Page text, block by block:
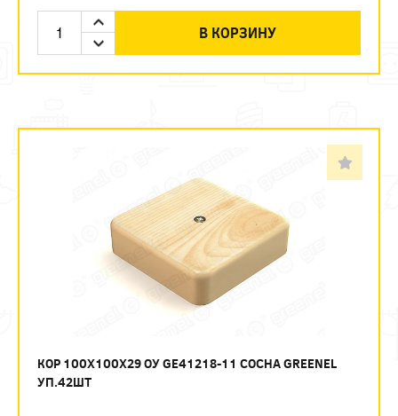
В КОРЗИНУ
КОР 100Х100Х29 ОУ GE41218-11 СОСНА GREENEL
УП.42ШТ